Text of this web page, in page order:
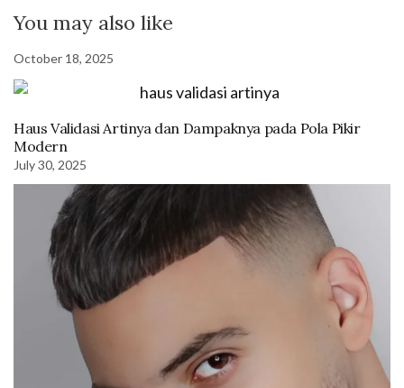
You may also like
October 18, 2025
Haus Validasi Artinya dan Dampaknya pada Pola Pikir
Modern
July 30, 2025